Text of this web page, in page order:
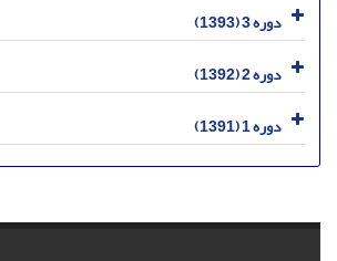
دوره 3 (1393)
دوره 2 (1392)
دوره 1 (1391)